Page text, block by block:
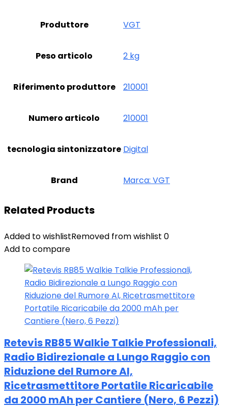
Produttore ‎VGT
Peso articolo ‎2 kg
Riferimento produttore ‎210001
Numero articolo ‎210001
tecnologia sintonizzatore ‎Digital
Brand Marca: VGT
Related Products
Added to wishlistRemoved from wishlist 0
Add to compare
Retevis RB85 Walkie Talkie Professionali,
Radio Bidirezionale a Lungo Raggio con
Riduzione del Rumore AI,
Ricetrasmettitore Portatile Ricaricabile
da 2000 mAh per Cantiere (Nero, 6 Pezzi)